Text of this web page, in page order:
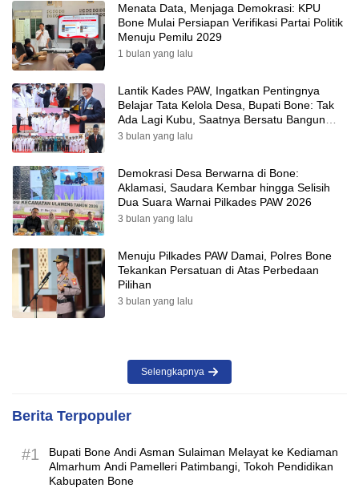
Menata Data, Menjaga Demokrasi: KPU
Bone Mulai Persiapan Verifikasi Partai Politik
Menuju Pemilu 2029
1 bulan yang lalu
Lantik Kades PAW, Ingatkan Pentingnya
Belajar Tata Kelola Desa, Bupati Bone: Tak
Ada Lagi Kubu, Saatnya Bersatu Bangun
Desa
3 bulan yang lalu
Demokrasi Desa Berwarna di Bone:
Aklamasi, Saudara Kembar hingga Selisih
Dua Suara Warnai Pilkades PAW 2026
3 bulan yang lalu
Menuju Pilkades PAW Damai, Polres Bone
Tekankan Persatuan di Atas Perbedaan
Pilihan
3 bulan yang lalu
Selengkapnya
Berita Terpopuler
#1
Bupati Bone Andi Asman Sulaiman Melayat ke Kediaman
Almarhum Andi Pamelleri Patimbangi, Tokoh Pendidikan
Kabupaten Bone